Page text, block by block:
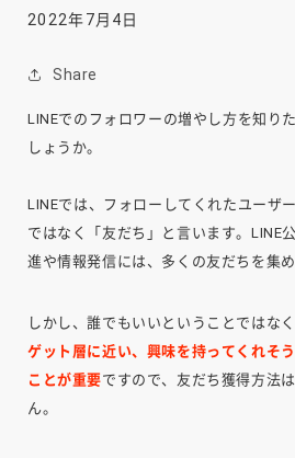
2022年7月4日
Share
LINEでのフォロワーの増やし方を知り
しょうか。
LINEでは、フォローしてくれたユーザ
ではなく「友だち」と言います。LINE
進や情報発信には、多くの友だちを集
しかし、誰でもいいということではなく
ゲット層に近い、興味を持ってくれそ
ことが重要ですので、友だち獲得方法
ん。